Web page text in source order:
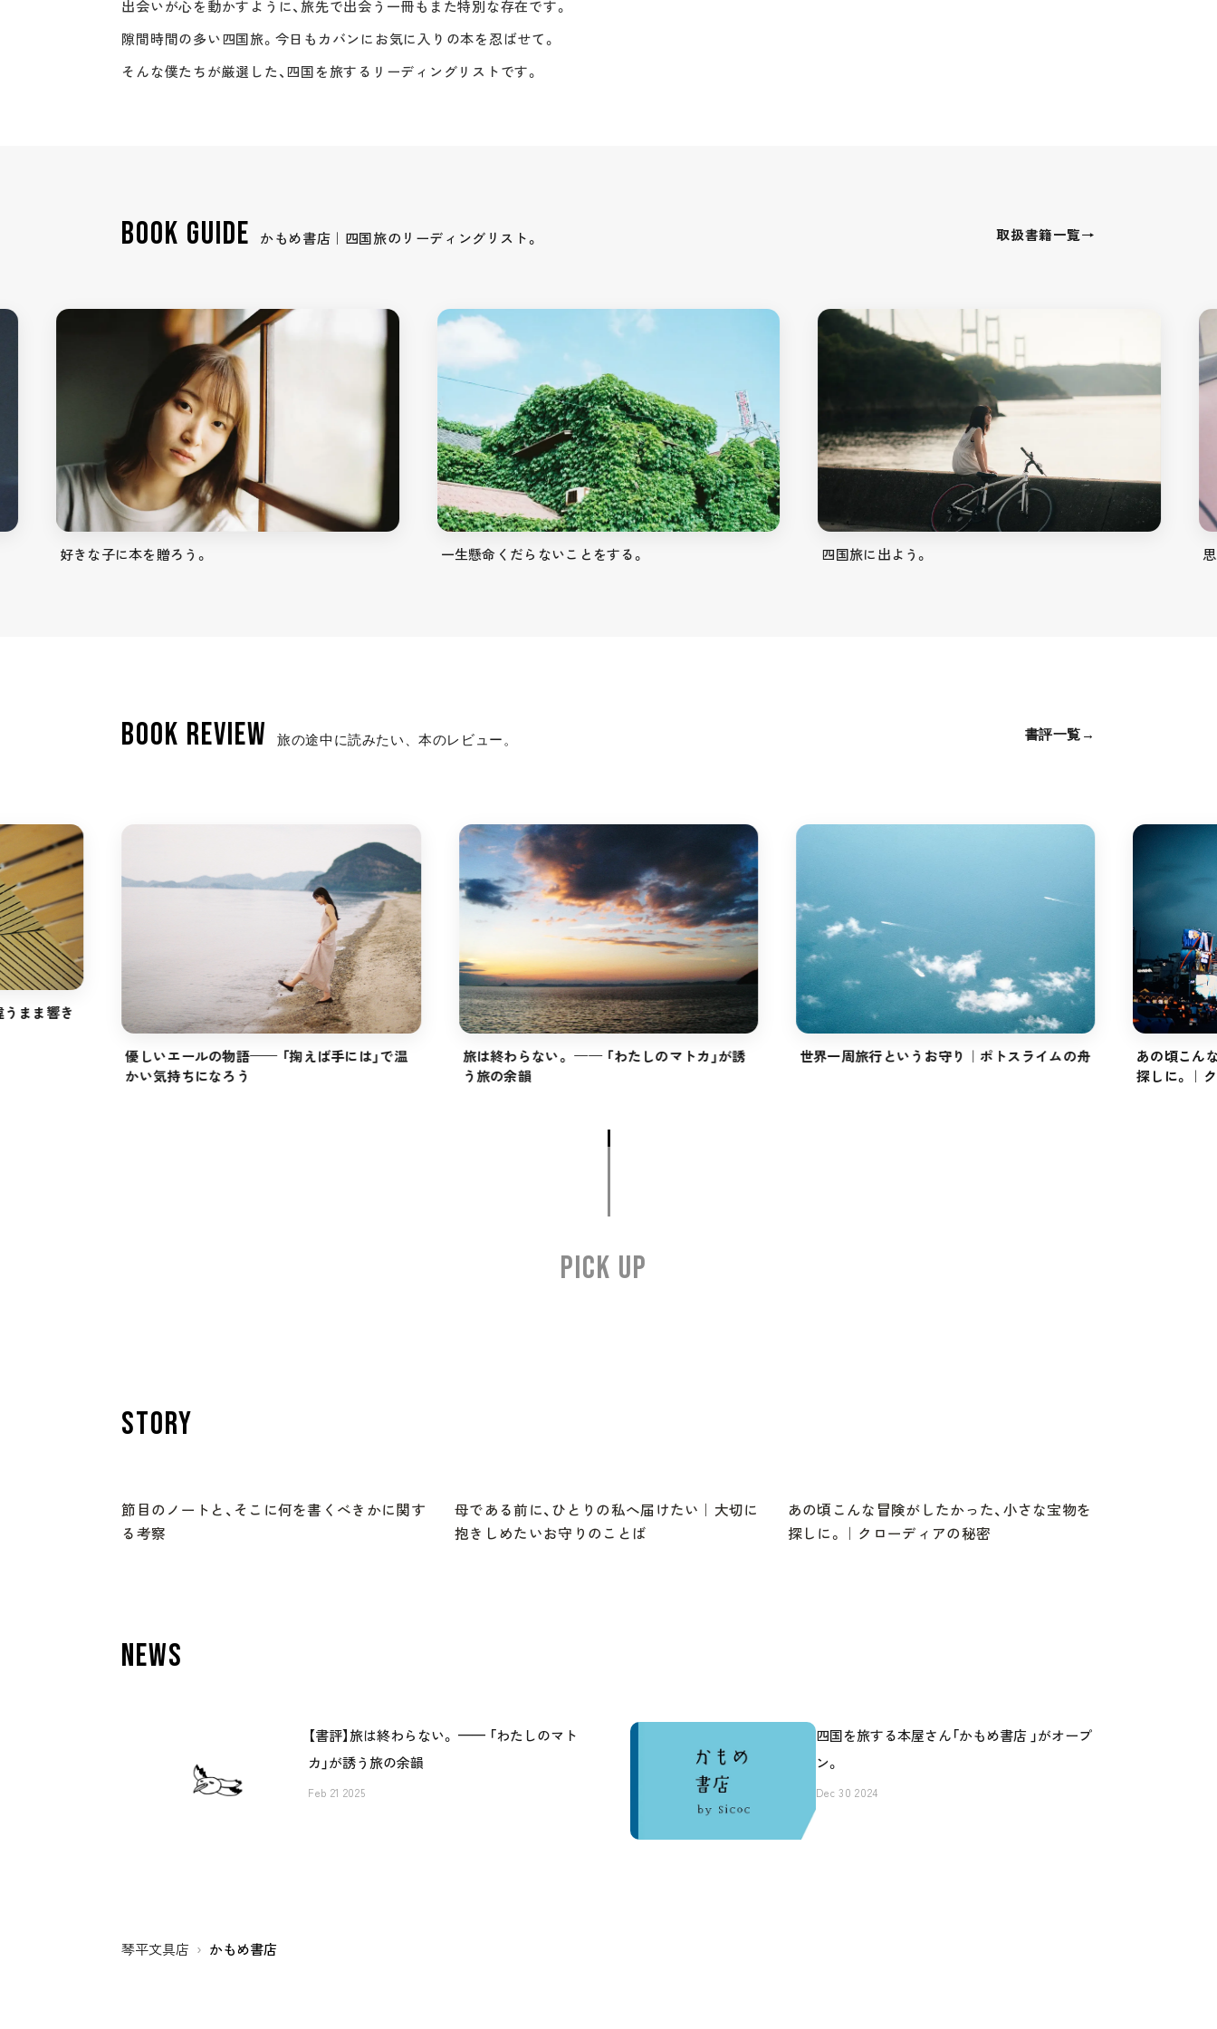
出会いが心を動かすように、旅先で出会う一冊もまた特別な存在です。
隙間時間の多い四国旅。今日もカバンにお気に入りの本を忍ばせて。
そんな僕たちが厳選した、四国を旅するリーディングリストです。
BOOK GUIDE かもめ書店｜四国旅のリーディングリスト。 取扱書籍一覧→
好きな子に本を贈ろう。 一生懸命くだらないことをする。 四国旅に出よう。
BOOK REVIEW 旅の途中に読みたい、本のレビュー。 書評一覧 →
うまま響き
優しいエールの物語—— 「掬えば手には」で温
かい気持ちになろう
旅は終わらない。 —— 「わたしのマトカ」が誘
う旅の余韻
世界一周旅行というお守り｜ポトスライムの舟
あの頃こん
探しに。｜
PICK UP
STORY
節目のノートと、そこに何を書くべきかに関す
る考察
母である前に、ひとりの私へ届けたい｜大切に
抱きしめたいお守りのことば
あの頃こんな冒険がしたかった、小さな宝物を
探しに。｜クローディアの秘密
news
【書評】旅は終わらない。 —— 「わたしのマト
カ」が誘う旅の余韻
Feb 21 2025
四国を旅する本屋さん「かもめ書店 」がオープ
ン。
Dec 30 2024
琴平文具店 かもめ書店